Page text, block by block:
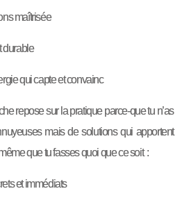
maîtrisée
durable
qui capte et convainc
repose sur la pratique parce-que tu n’as
mais de solutions qui apportent
que tu fasses quoi que ce soit :
et immédiats